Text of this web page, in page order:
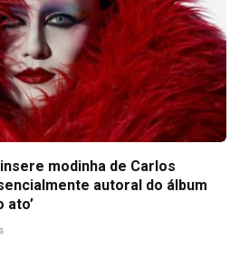
modinha de Carlos
autoral do álbum
ato’